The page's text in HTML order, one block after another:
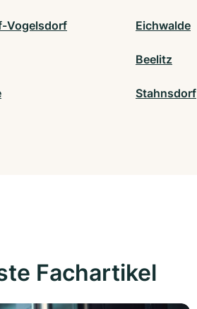
Vogelsdorf Eichwalde
Beelitz
Stahnsdorf
Fachartikel